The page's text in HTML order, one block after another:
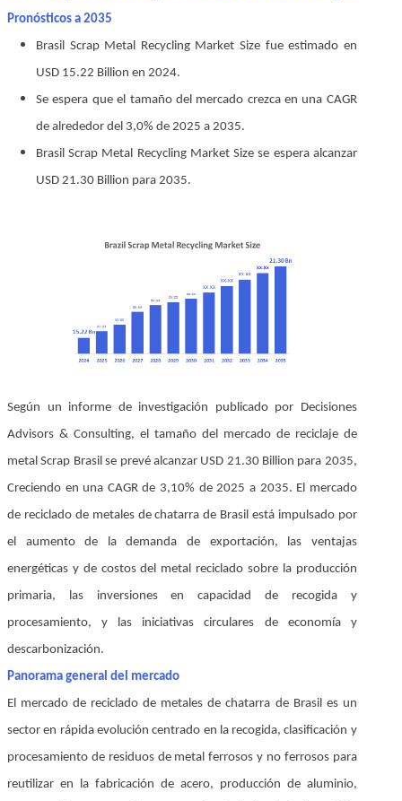
Pronósticos a 2035
Brasil Scrap Metal Recycling Market Size fue estimado en
USD 15.22 Billion en 2024.
Se espera que el tamaño del mercado crezca en una CAGR
de alrededor del 3,0% de 2025 a 2035.
Brasil Scrap Metal Recycling Market Size se espera alcanzar
USD 21.30 Billion para 2035.
Según un informe de investigación publicado por Decisiones
Advisors & Consulting, el tamaño del mercado de reciclaje de
metal Scrap Brasil se prevé alcanzar USD 21.30 Billion para 2035,
Creciendo en una CAGR de 3,10% de 2025 a 2035. El mercado
de reciclado de metales de chatarra de Brasil está impulsado por
el aumento de la demanda de exportación, las ventajas
energéticas y de costos del metal reciclado sobre la producción
primaria, las inversiones en capacidad de recogida y
procesamiento, y las iniciativas circulares de economía y
descarbonización.
Panorama general del mercado
El mercado de reciclado de metales de chatarra de Brasil es un
sector en rápida evolución centrado en la recogida, clasificación y
procesamiento de residuos de metal ferrosos y no ferrosos para
reutilizar en la fabricación de acero, producción de aluminio,